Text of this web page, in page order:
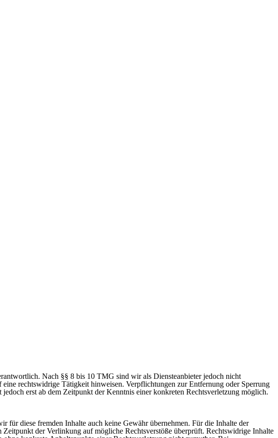
Nach §§ 8 bis 10 TMG sind wir als Diensteanbieter jedoch nicht
rechtswidrige Tätigkeit hinweisen. Verpflichtungen zur Entfernung oder Sperrung
erst ab dem Zeitpunkt der Kenntnis einer konkreten Rechtsverletzung möglich.
für diese fremden Inhalte auch keine Gewähr übernehmen. Für die Inhalte der
der Verlinkung auf mögliche Rechtsverstöße überprüft. Rechtswidrige Inhalte